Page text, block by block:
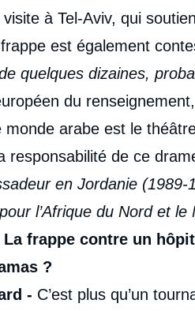
à Tel-Aviv, qui
est également
quelques dizaines,
du
monde arabe est le
responsabilité de ce
en Jordanie
l’Afrique du Nord et le
La frappe contre un
?
- C’est plus qu’un